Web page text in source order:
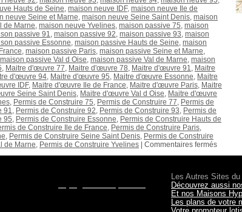
Hauts de Seine, maison neuve IDF, maison neuve Ile de
neuve Seine et Marne, maison neuve Seine Saint Denis, maison
de Marne, maison neuve Yvelines, maison passive 75, maison
passive 91, maison passive 92, maison passive 93, maison
passive Essonne, maison passive Hauts de Seine, maison
, maison passive Paris, maison passive Seine et Marne,
maison passive Val d Oise, maison passive Val de Marne, maison
, Maitre d'œuvre 77, Maitre d'œuvre 78, Maitre d'œuvre 91, Maitre
d'œuvre 94, Maitre d'œuvre 95, Maitre d'œuvre Essonne, Maitre
IDF, Maitre d'œuvre Ile de France, Maitre d'œuvre Paris, Maitre
Seine Saint Denis, Maitre d'œuvre Val d Oise, Maitre d'œuvre
, Permis de Construire 75, Permis de Construire 77, Permis de
91, Permis de Construire 92, Permis de Construire 93, Permis de
95, Permis de Construire Essonne, Permis de Construire Hauts de
de Construire Ile de France, Permis de Construire Paris,
, Permis de Construire Seine Saint Denis, Permis de Construire
de Marne, Permis de Construire Yvelines Commentaires fermés
Les Autres Sites du
Découvrez aussi
Et nos Maisons
Les plans de votre